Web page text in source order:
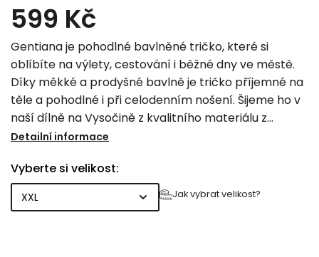
599 Kč
Gentiana je pohodlné bavlněné tričko, které si
oblíbíte na výlety, cestování i běžné dny ve městě.
Díky měkké a prodyšné bavlně je tričko příjemné na
těle a pohodlné i při celodenním nošení. Šijeme ho v
naší dílně na Vysočině z kvalitního materiálu z
nedaleké textilní pletárny.
Detailní informace
Vyberte si velikost:
Jak vybrat velikost?